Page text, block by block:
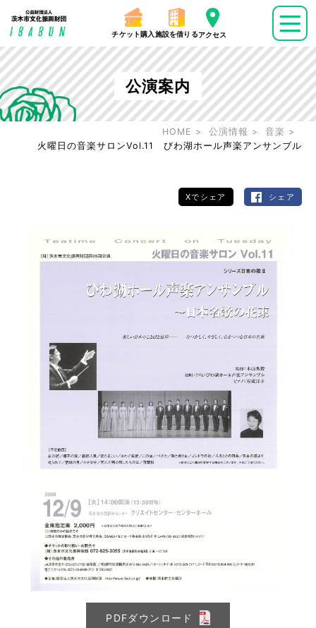
チケット購入 施設を借りるアクセス
公演案内
HOME 公演情報
音楽
火曜日の音楽サロンVol.11 びわ湖ホール声楽アンサンブル
Xでシェア シェア
PDFダウンロード